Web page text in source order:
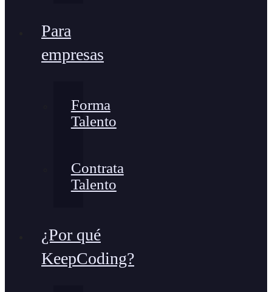
Para
empresas
Forma
Talento
Contrata
Talento
¿Por qué
KeepCoding?